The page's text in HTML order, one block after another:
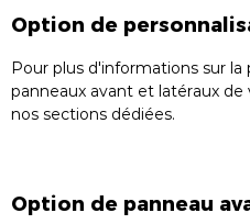
Option de
Pour plus d'informations sur la
panneaux avant et latéraux
nos sections dédiées.
Option de panneau